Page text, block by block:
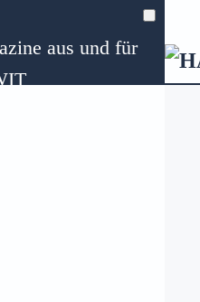
Zum Hauptinhalt springen
aus und für